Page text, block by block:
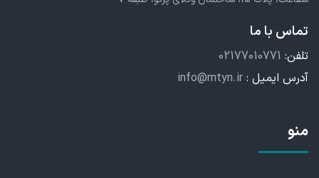
تماس با ما
تلفن: 02177010771
آدرس ایمیل : info@mtyn.ir
منو